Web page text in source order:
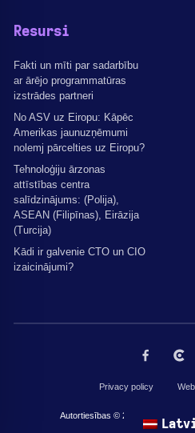
Resursi
Fakti un mīti par sadarbību
ar ārējo programmatūras
izstrādes partneri
No ASV uz Eiropu: Kāpēc
Amerikas jaunuzņēmumi
nolemj pārcelties uz Eiropu?
Tehnoloģiju ārzonas
attīstības centra
salīdzinājums: (Polija),
ASEAN (Filipīnas), Eirāzija
(Turcija)
Kādi ir galvenie CTO un CIO
izaicinājumi?
Privacy policy
Autortiesības © 2026 The Codest.